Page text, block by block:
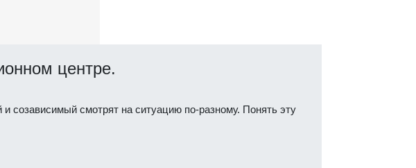
центре.
созависимый смотрят на ситуацию по-разному. Понять эту